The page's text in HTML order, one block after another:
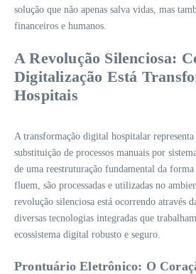
solução que não apenas salva vidas, mas
financeiros e humanos.
A Revolução Silenciosa:
Digitalização Está
Hospitais
A transformação digital hospitalar
substituição de processos manuais por
de uma reestruturação fundamental da
fluem, são processadas e utilizadas no
revolução silenciosa está ocorrendo através
diversas tecnologias integradas que
ecossistema digital robusto e seguro.
Prontuário Eletrônico: O